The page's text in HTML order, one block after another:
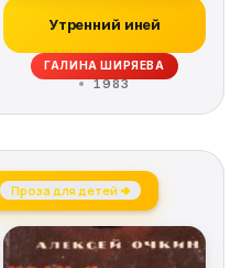
Утренний иней
ГАЛИНА ШИРЯЕВА
1983
Проза для детей →